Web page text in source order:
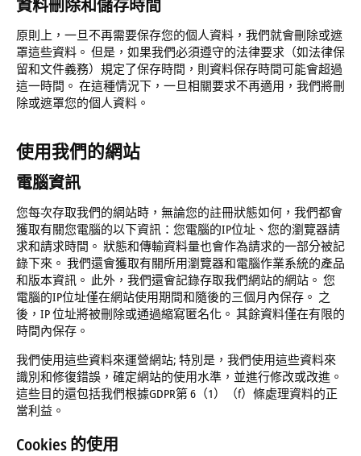
資料刪除和儲存時間
原則上，一旦不再需要保存您的個人資料，我們就會刪除或遮
罩這些資料。 但是，如果我們必須遵守的法律要求（如法律保
留和文件義務）規定了保存時間，則資料保存時間可能會超過
這一時間。 在這種情況下，一旦相關要求不再適用，我們將刪
除或遮罩您的個人資料。
使用我們的網站
電腦資訊
您每次存取我們的網站時，無論您的註冊狀態如何，我們都會
獲取有關您電腦的以下資訊：您電腦的IP位址、您的瀏覽器請
求和請求時間。 狀態和傳輸資料量也會作為請求的一部分被記
錄下來。 我們還會獲取有關所用瀏覽器和電腦作業系統的產品
和版本資訊。 此外，我們還會記錄存取我們網站的網站。 您
電腦的IP位址僅在網站使用期間和隨後的三個月內保存。 之
後，IP 位址將被刪除或通過縮寫匿名化。 其餘資料僅在有限的
時間內保存。
我們使用這些資料來運營網站; 特別是，我們使用這些資料來
識別和修復錯誤，確定網站的使用水準，並進行修改或改進。
這些目的還包括我們根據GDPR第 6（1）（f）條處理資料的正
當利益。
Cookies的使用